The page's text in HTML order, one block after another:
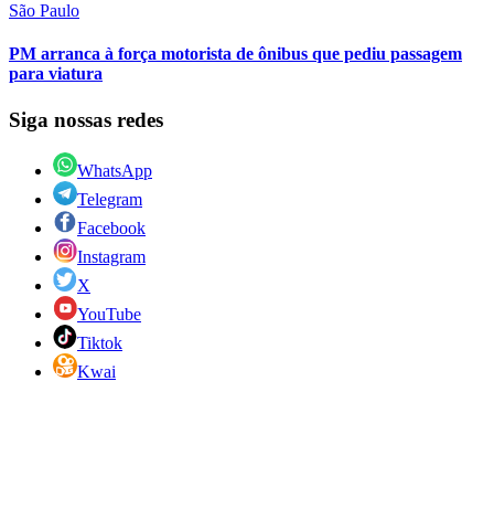
São Paulo
PM arranca à força motorista de ônibus que pediu passagem
para viatura
Siga nossas redes
WhatsApp
Telegram
Facebook
Instagram
X
YouTube
Tiktok
Kwai